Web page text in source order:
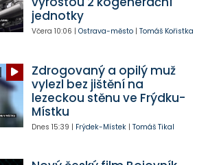
jednotky
Včera 10:06 | Ostrava-město| Tomáš Kořistka
Zdrogovaný a opilý muž
vylezl bez jištění na
lezeckou stěnu ve Frýdku-
Místku
Dnes 15:39 | Frýdek-Místek| Tomáš Tikal